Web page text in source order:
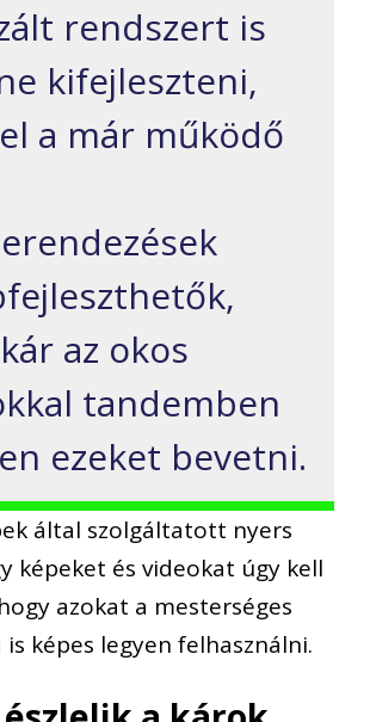
rendszert is
kifejleszteni,
a már működő
az okos
tandemben
ezeket bevetni.
által szolgáltatott nyers
képeket és videokat úgy kell
azokat a mesterséges
képes legyen felhasználni.